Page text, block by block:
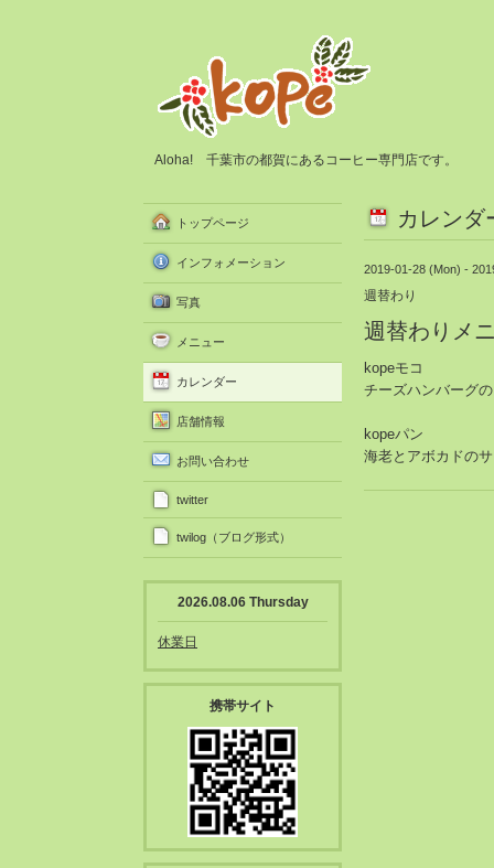
Aloha! 千葉市の都賀にあるコーヒー専門店です。
カレンダ
2019-01-28 (Mon) -
週替わり
週替わりメ
kopeモコ
チーズハンバーグ
kopeパン
海老とアボカドの
トップページ
インフォメーション
写真
メニュー
カレンダー
店舗情報
お問い合わせ
twitter
twilog（ブログ形式）
2026.08.06 Thursday
休業日
携帯サイト